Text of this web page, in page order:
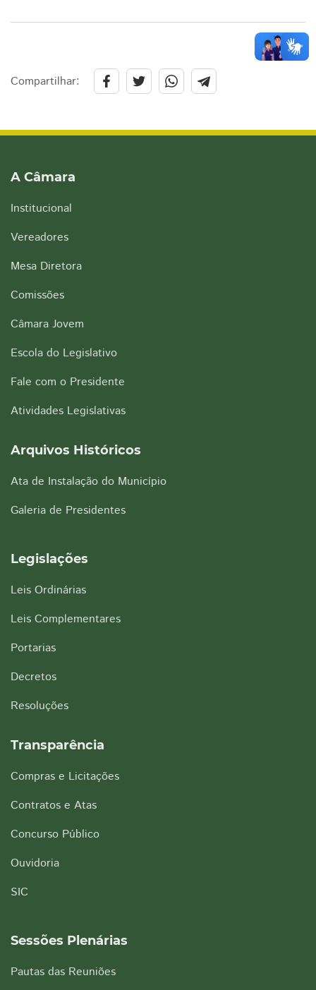
Compartilhar:
A Câmara
Institucional
Vereadores
Mesa Diretora
Comissões
Câmara Jovem
Escola do Legislativo
Fale com o Presidente
Atividades Legislativas
Arquivos Históricos
Ata de Instalação do Município
Galeria de Presidentes
Legislações
Leis Ordinárias
Leis Complementares
Portarias
Decretos
Resoluções
Transparência
Compras e Licitações
Contratos e Atas
Concurso Público
Ouvidoria
SIC
Sessões Plenárias
Pautas das Reuniões